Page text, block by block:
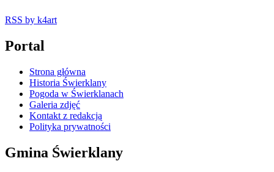
RSS by k4art
Portal
Strona główna
Historia Świerklany
Pogoda w Świerklanach
Galeria zdjęć
Kontakt z redakcją
Polityka prywatności
Gmina Świerklany